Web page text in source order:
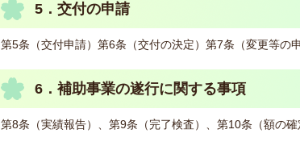
5．交付の申請
第5条（交付申請）第6条（交付の決定）第7条（変更等の
6．補助事業の遂行に関する事項
第8条（実績報告）、第9条（完了検査）、第10条（額の